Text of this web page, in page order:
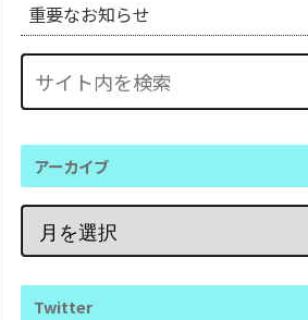
重要なお知らせ
アーカイブ
Twitter